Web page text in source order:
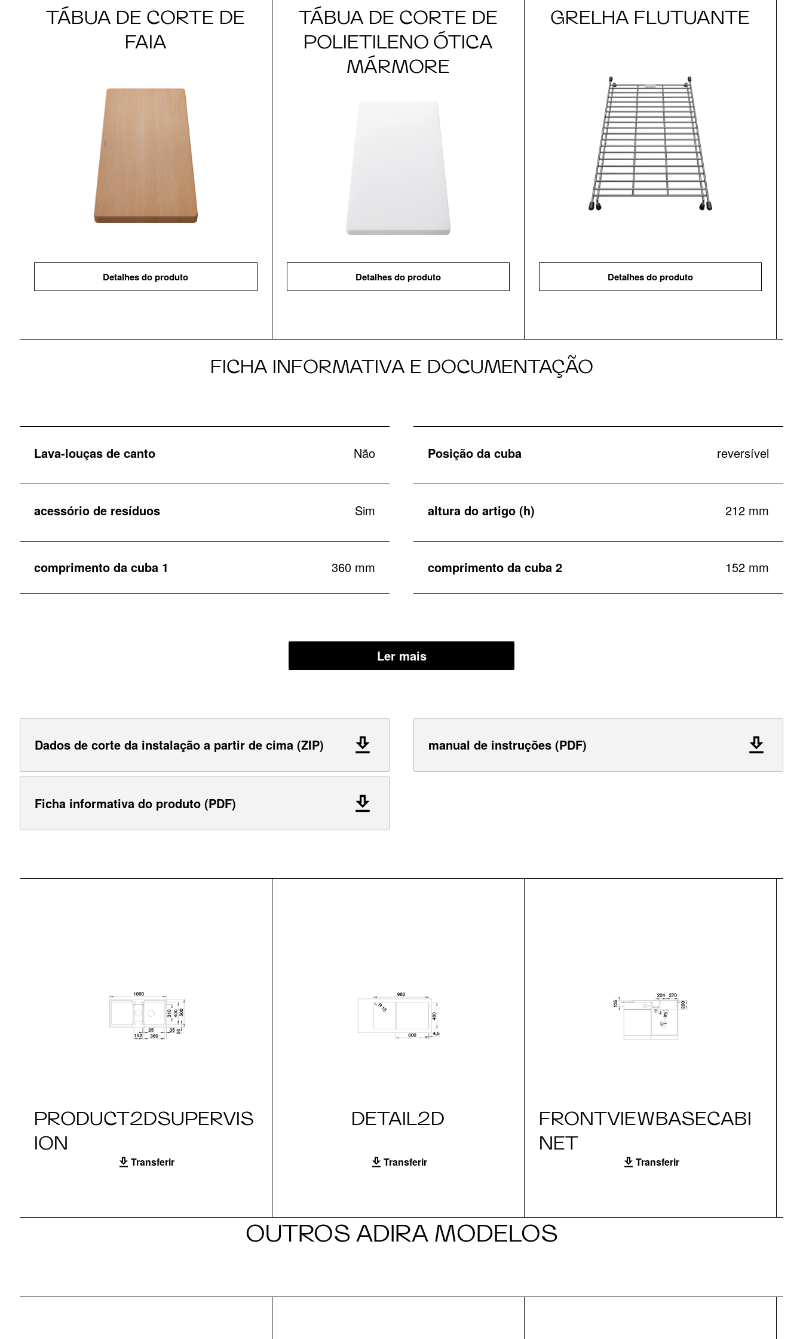
TÁBUA DE CORTE DE
FAIA
Detalhes do produto
TÁBUA DE CORTE DE
POLIETILENO ÓTICA
MÁRMORE
Detalhes do produto
GRELHA FLUTUANTE
Detalhes do produto
FICHA INFORMATIVA E DOCUMENTAÇÃO
Lava-louças de canto Não Posição da cuba reversível
acessório de resíduos Sim altura do artigo (h) 212 mm
comprimento da cuba 1 360 mm comprimento da cuba 2 152 mm
Ler mais
Dados de corte da instalação a partir de cima (ZIP) manual de instruções (PDF)
Ficha informativa do produto (PDF)
PRODUCT2DSUPERVIS
ION
Transferir
DETAIL2D
Transferir
FRONTVIEWBASECABI
NET
Transferir
OUTROS ADIRA MODELOS